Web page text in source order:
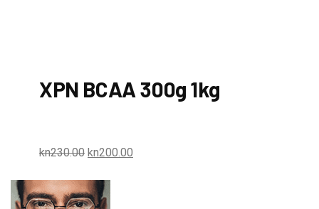
XPN BCAA 300g 1kg
kn230.00 kn200.00